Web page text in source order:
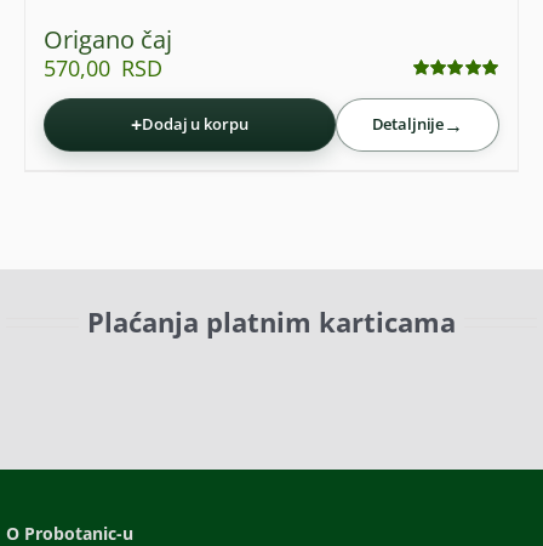
Origano čaj
570,00 RSD
+Dodaj u korpu Detaljnije→
Plaćanja platnim karticama
O Probotanic-u